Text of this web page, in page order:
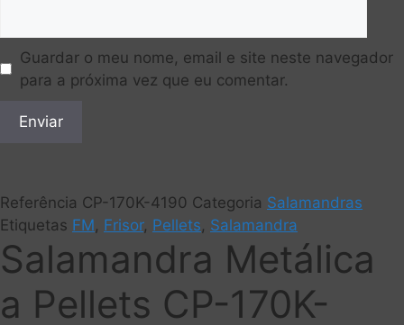
Guardar o meu nome, email e site neste navegador
para a próxima vez que eu comentar.
Referência CP-170K-4190 Categoria Salamandras
Etiquetas FM, Frisor, Pellets, Salamandra
Salamandra Metálica
a Pellets CP-170K-